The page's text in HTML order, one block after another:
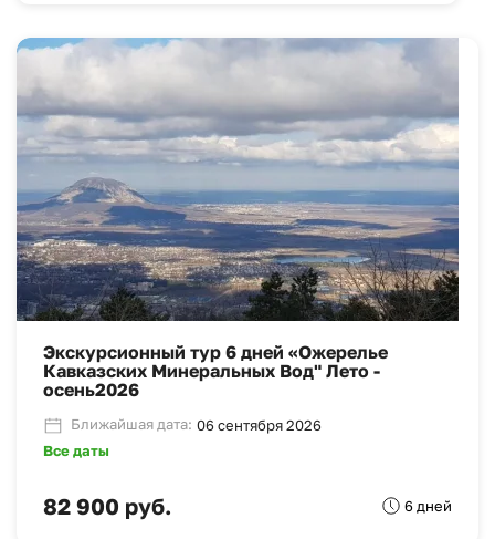
Экскурсионный тур 6 дней «Ожерелье
Кавказских Минеральных Вод" Лето -
осень2026
Ближайшая дата: 06 сентября 2026
Все даты
82 900 руб. 6 дней